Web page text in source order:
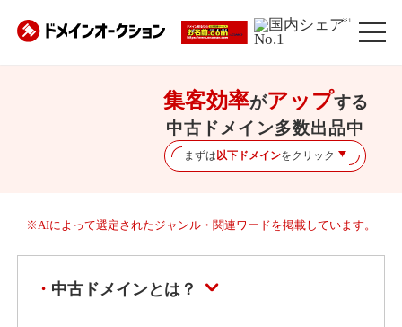
※1
集客効率がアップする
中古ドメイン多数出品中
まずは以下ドメインをクリック
※AIによって選定されたジャンル・関連ワードを掲載しています。
中古ドメインとは？